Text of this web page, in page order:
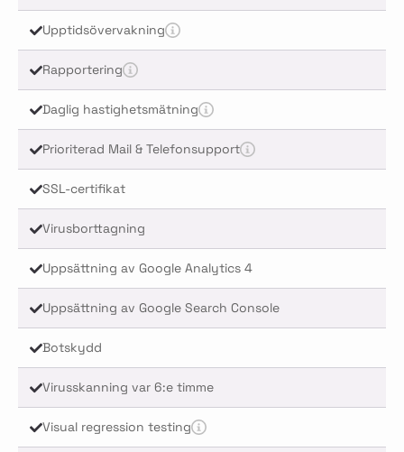
Upptidsövervakning
Rapportering
Daglig hastighetsmätning
Prioriterad Mail & Telefonsupport
SSL-certifikat
Virusborttagning
Uppsättning av Google Analytics 4
Uppsättning av Google Search Console
Botskydd
Virusskanning var 6:e timme
Visual regression testing